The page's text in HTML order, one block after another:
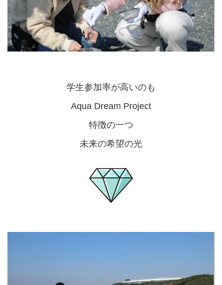
学生参加率が高いのも
Aqua Dream Project
特徴の一つ
未来の希望の光